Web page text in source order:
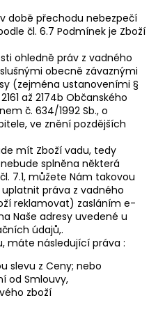
době přechodu nebezpečí
čl. 6.7 Podmínek je Zboží
ohledně práv z vadného
obecně závaznými
(zejména ustanoveními §
až 2174b Občanského
č. 634/1992 Sb., o
ve znění pozdějších
mít Zboží vadu, tedy
splněna některá
7.1, můžete Nám takovou
práva z vadného
reklamovat) zasláním e-
Naše adresy uvedené u
údajů,.
máte následující práva :
slevu z Ceny; nebo
od Smlouvy,
zboží